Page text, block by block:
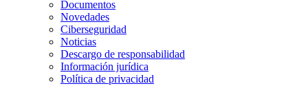
Documentos
Novedades
Ciberseguridad
Noticias
Descargo de responsabilidad
Información jurídica
Política de privacidad